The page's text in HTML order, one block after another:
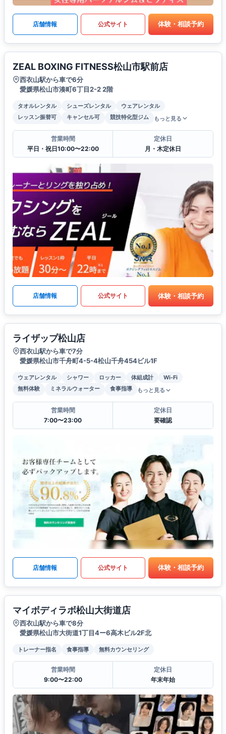
店舗情報 公式サイト 体験・相談予約
ZEAL BOXING FITNESS松山市駅前店
西衣山駅から車で6分
愛媛県松山市湊町6丁目2-2 2階
タオルレンタル シューズレンタル
ウェアレンタル
レッスン振替可
キャンセル可 競技特化型ジム もっと見る
営業時間
平日・祝日10:00〜22:00
定休日
月・木定休日
店舗情報 公式サイト 体験・相談予約
ライザップ松山店
西衣山駅から車で7分
愛媛県松山市千舟町4-5-4松山千舟454ビル1F
ウェアレンタル シャワー ロッカー 体組成計
Wi-Fi
無料体験
ミネラルウォーター 食事指導 もっと見る
営業時間
7:00〜23:00
定休日
要確認
店舗情報 公式サイト 体験・相談予約
マイボディラボ松山大街道店
西衣山駅から車で8分
愛媛県松山市大街道1丁目4ー6高木ビル2F北
トレーナー指名 食事指導 無料カウンセリング
営業時間
9:00〜22:00
定休日
年末年始